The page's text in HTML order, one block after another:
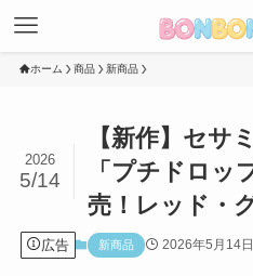
ホーム 商品 新商品
【新作】セサ
「プチドロッ
売！レッド・
2026
5/14
広告 新商品 2026年5月14日